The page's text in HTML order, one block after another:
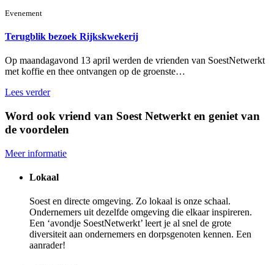
Evenement
Terugblik bezoek Rijkskwekerij
Op maandagavond 13 april werden de vrienden van SoestNetwerkt
met koffie en thee ontvangen op de groenste…
Lees verder
Word ook vriend van Soest Netwerkt en geniet van
de voordelen
Meer informatie
Lokaal
Soest en directe omgeving. Zo lokaal is onze schaal.
Ondernemers uit dezelfde omgeving die elkaar inspireren.
Een ‘avondje SoestNetwerkt’ leert je al snel de grote
diversiteit aan ondernemers en dorpsgenoten kennen. Een
aanrader!